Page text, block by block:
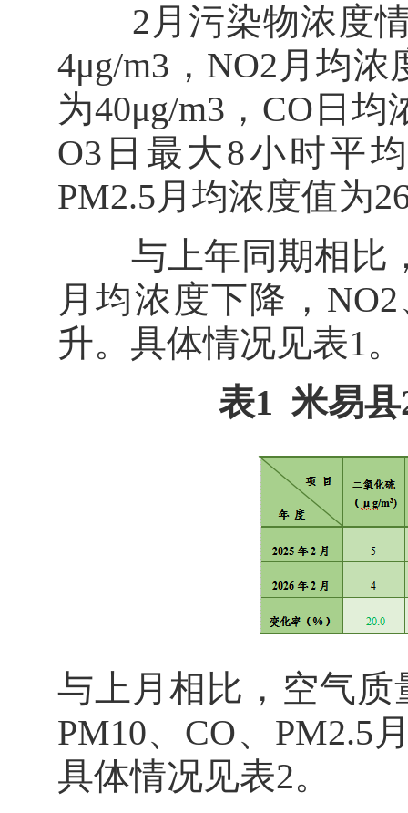
2月污染物浓度情
4μg/m3，NO2月均浓
为40μg/m3，CO日
O3日最大8小时平
PM2.5月均浓度值为
与上年同期相比，
月均浓度下降，
升。具体情况见表1。
表1 米易县
与上月相比，空气质
PM10、CO、PM2.5
具体情况见表2。